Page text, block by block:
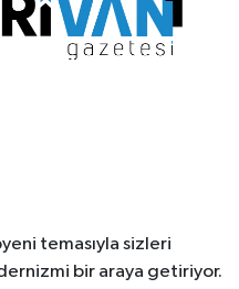
temasıyla sizleri
bir araya getiriyor.